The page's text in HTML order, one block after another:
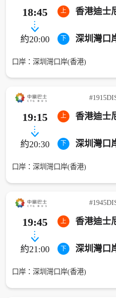
18:45
約20:00
上 香港迪士
下 深圳灣口
口岸：深圳灣口岸(香港)
19:15
約20:30
上 香港迪士
下 深圳灣口
口岸：深圳灣口岸(香港)
19:45
約21:00
上 香港迪士
下 深圳灣口
口岸：深圳灣口岸(香港)